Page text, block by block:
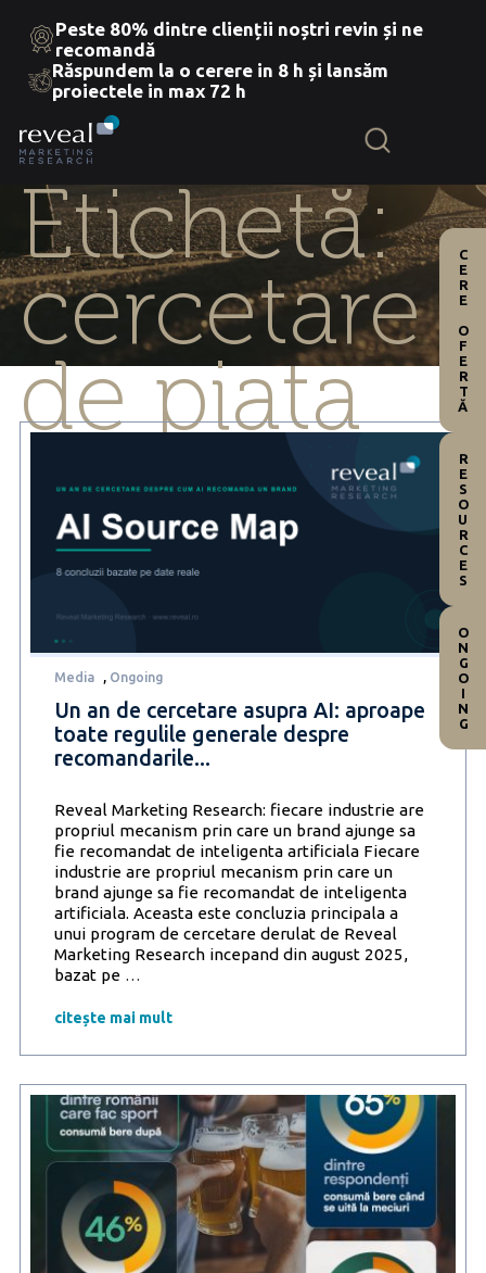
Skip
the
content
Peste 80% dintre clienții noștri revin și ne
recomandă
Răspundem la o cerere in 8 h și lansăm
proiectele in max 72 h
Etichetă:
cercetare
de piata
Media , Ongoing
Un an de cercetare asupra AI: aproape
toate regulile generale despre
recomandarile...
Reveal Marketing Research: fiecare industrie are
propriul mecanism prin care un brand ajunge sa
fie recomandat de inteligenta artificiala Fiecare
industrie are propriul mecanism prin care un
brand ajunge sa fie recomandat de inteligenta
artificiala. Aceasta este concluzia principala a
unui program de cercetare derulat de Reveal
Marketing Research incepand din august 2025,
bazat pe …
de
asupra
aproape
toate
regulile
generale
despre
recomandarile
AI
sunt
gresite
citește mai mult
CERE OFERTĂ
RESOURCES
ONGOING